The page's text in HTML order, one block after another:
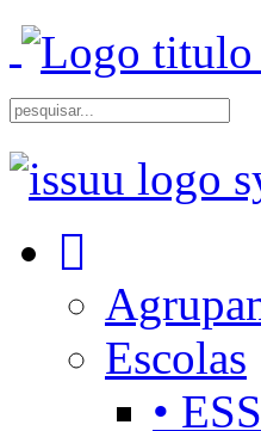
Escolas
•